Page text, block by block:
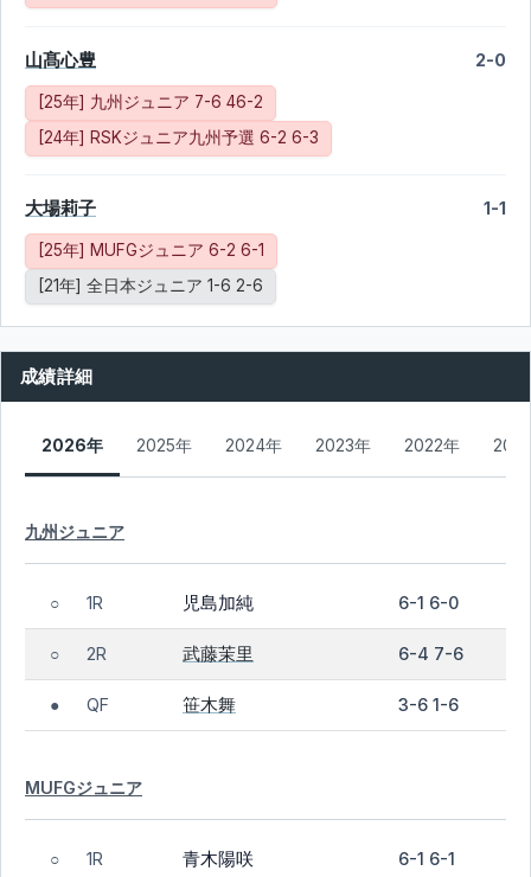
山髙心豊 2-0
[25年] 九州ジュニア 7-6 46-2
[24年] RSKジュニア九州予選 6-2 6-3
大場莉子 1-1
[25年] MUFGジュニア 6-2 6-1
[21年] 全日本ジュニア 1-6 2-6
成績詳細
2026年 2025年 2024年 2023年 2022年
九州ジュニア
○ 1R 児島加純 6-1 6-0
○ 2R 武藤茉里 6-4 7-6
● QF 笹木舞 3-6 1-6
MUFGジュニア
○ 1R 青木陽咲 6-1 6-1